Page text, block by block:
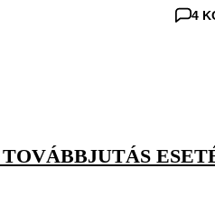
4